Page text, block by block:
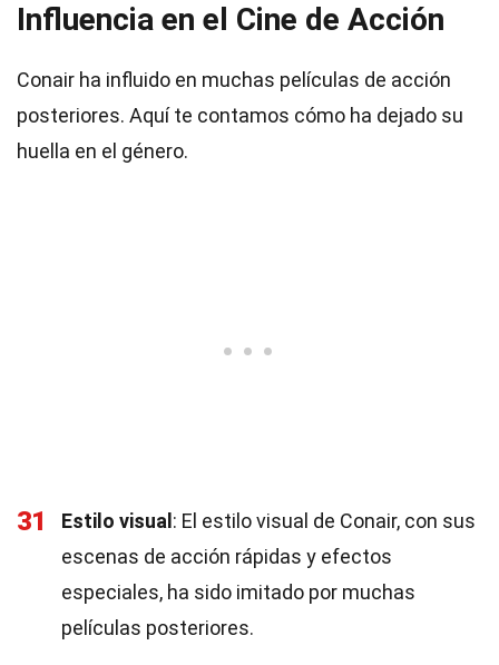
Influencia en el Cine de Acción
Conair ha influido en muchas películas de acción
posteriores. Aquí te contamos cómo ha dejado su
huella en el género.
31 Estilo visual : El estilo visual de Conair, con sus
escenas de acción rápidas y efectos
especiales, ha sido imitado por muchas
películas posteriores.